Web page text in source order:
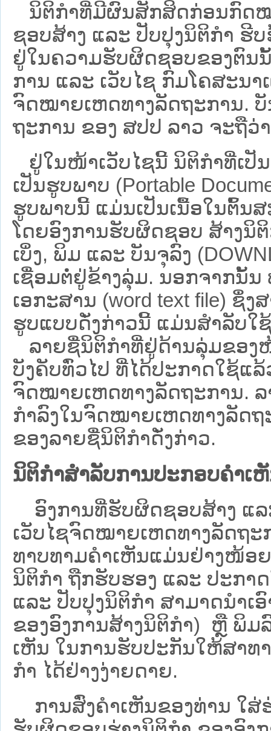
ນິ​ຕິ​ກຳ​ທີ່​ມີ​ຜົນ​ສັກ​ສິດ​ກ່ອນ​ກົດ​ໝ
ຊອບ​ສ້າງ ແລະ ປັບ​ປຸງນິ​ຕິ​ກຳ ຮີ
ຢູ່ໃນຄວາມຮັບຜິດຊອບຂອງຕົນ
ການ ແລະ ເວັບໄຊ​ ກົມໂຄສະນ
ຈົດໝາຍເຫດທາງລັດຖະການ.
ຖະ​ການ ຂອງ ສປ​ປ ລາວ ​ຈະຖື​
ຢູ່ໃນໜ້າ​ເວັບ​ໄຊ​ນີ້ ນິຕິກຳທີ່ເປັ
ເປັນຮູບພາບ (Portable
ຮູບພາບນີ້ ແມ່ນເປັນເນື້ອໃນຕົ້ນ
ໂດຍອົງການຮັບຜິດຊອບ ສ້າງນິ
ເບິ່ງ, ພິມ ແລະ ບັນຈຸລົງ
ເຊື່ອມຕໍ່ຢູ່ຂ້າງລຸ່ມ. ນອກຈາກນັ້ນ
ເອກະສານ (word text file) ຊຶ່
ຮູບແບບດັ່ງກ່າວນີ້ ແມ່ນສຳລັບໃ
ລາຍຊື່ນິຕິກຳທີ່ຢູ່ດ້ານລຸ່ມຂອງ
ບັງຄັບທົ່ວໄປ ທີ່ໄດ້ປະກາດໃຊ້ແ
ຈົດໝາຍເຫດທາງລັດຖະການ.
ກຳລົງໃນຈົດໝາຍເຫດທາງລັດ
ຂອງລາຍຊື່ນິຕິກໍາດັ່ງກ່າວ.
ນິຕິກຳສຳລັບການປະກອບຄຳເ
ອົງການທີ່ຮັບຜິດຊອບສ້າງ ແລ
ເວັບ​ໄຊຈົດໝາຍເຫດທາງລັດຖະ
ທາບທາມຄໍາເຫັນແມ່ນຢ່າງໜ້ອ
ນິຕິກໍາ ຖືກຮັບຮອງ ແລະ ປະກາ
ແລະ ປັບປຸງນິຕິກໍາ ສາມາດນຳເ
ຂອງອົງການສ້າງນິຕິກຳ) ຫຼື ພິມ
ເຫັນ ໃນການຮັບປະກັນໃຫ້ສາທ
ກຳ ໄດ້ຢ່າງງ່າຍດາຍ.
ການສົ່ງຄໍາເຫັນຂອງທ່ານ ໃສ່